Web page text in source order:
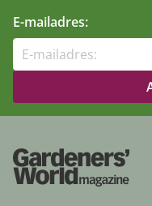
E-mailadres: